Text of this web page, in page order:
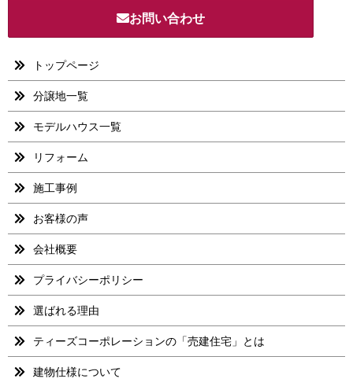
お問い合わせ
トップページ
分譲地一覧
モデルハウス一覧
リフォーム
施工事例
お客様の声
会社概要
プライバシーポリシー
選ばれる理由
ティーズコーポレーションの「売建住宅」とは
建物仕様について